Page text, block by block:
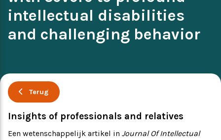
Ervaringsverhalen
Symposium
EVB+ in beeld!
Partners
intellectual disabilities
and challenging behavior
Terug
Insights of professionals and relatives
Een wetenschappelijk artikel in Journal Of Intellectual